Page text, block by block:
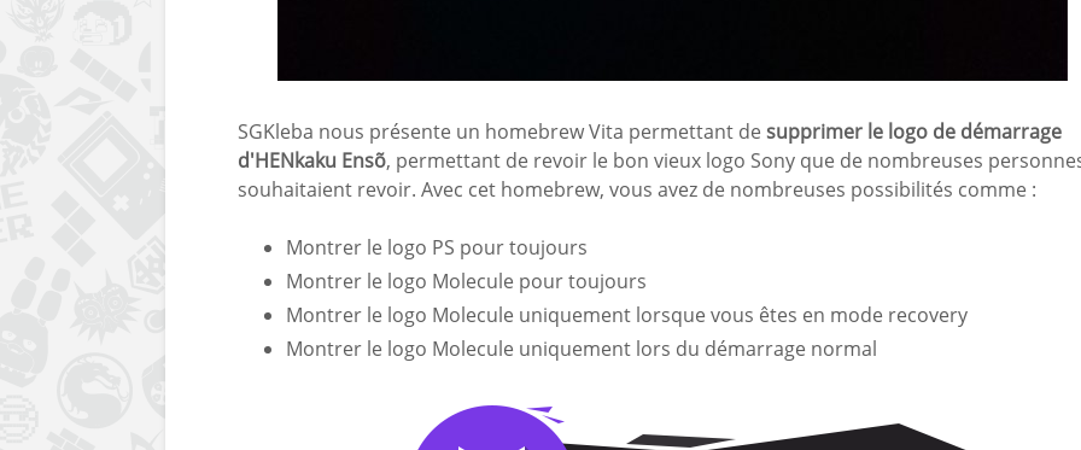
SGKleba nous présente un homebrew Vita permettant de supprimer le logo de démarrage
d'HENkaku Ensõ, permettant de revoir le bon vieux logo Sony que de nombreuses
souhaitaient revoir. Avec cet homebrew, vous avez de nombreuses possibilités comme :
Montrer le logo PS pour toujours
Montrer le logo Molecule pour toujours
Montrer le logo Molecule uniquement lorsque vous êtes en mode recovery
Montrer le logo Molecule uniquement lors du démarrage normal